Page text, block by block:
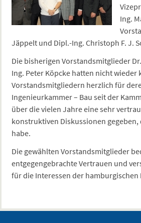
Ing.
Jäppelt und Dipl.-Ing. Christoph F. J.
Die bisherigen Vorstandsmitglieder
Ing. Peter Köpcke hatten nicht
Vorstandsmitgliedern herzlich für
Ingenieurkammer – Bau seit der
über die vielen Jahre eine sehr
konstruktiven Diskussionen
habe.
Die gewählten Vorstandsmitglieder
entgegengebrachte Vertrauen und
für die Interessen der